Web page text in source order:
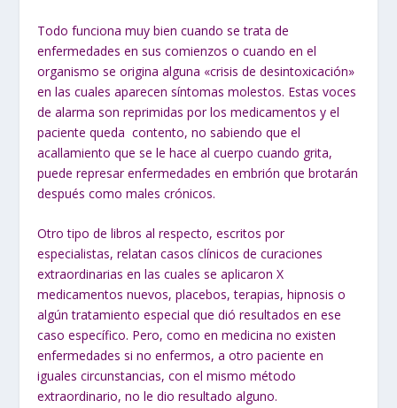
Todo funciona muy bien cuando se trata de
enfermedades en sus comienzos o cuando en el
organismo se origina alguna «crisis de desintoxicación»
en las cuales aparecen síntomas molestos. Estas voces
de alarma son reprimidas por los medicamentos y el
paciente queda contento, no sabiendo que el
acallamiento que se le hace al cuerpo cuando grita,
puede represar enfermedades en embrión que brotarán
después como males crónicos.
Otro tipo de libros al respecto, escritos por
especialistas, relatan casos clínicos de curaciones
extraordinarias en las cuales se aplicaron X
medicamentos nuevos, placebos, terapias, hipnosis o
algún tratamiento especial que dió resultados en ese
caso específico. Pero, como en medicina no existen
enfermedades si no enfermos, a otro paciente en
iguales circunstancias, con el mismo método
extraordinario, no le dio resultado alguno.